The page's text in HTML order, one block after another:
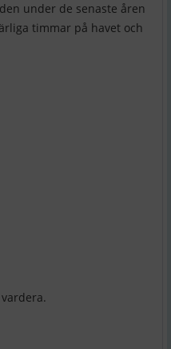
under de senaste åren
timmar på havet och